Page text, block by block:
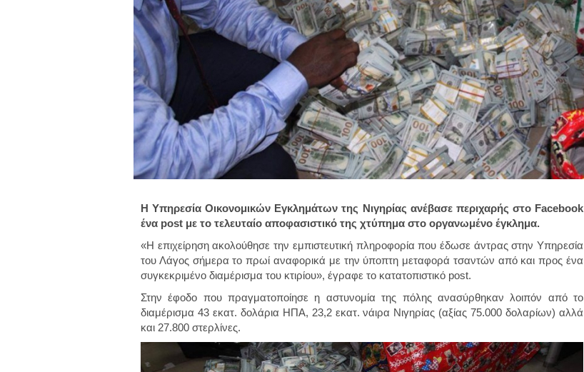
Η Υπηρεσία Οικονομικών Εγκλημάτων της Νιγηρίας ανέβασε περιχαρής στο Facebook
ένα post με το τελευταίο αποφασιστικό της χτύπημα στο οργανωμένο έγκλημα.
«Η επιχείρηση ακολούθησε την εμπιστευτική πληροφορία που έδωσε άντρας στην Υπηρεσία
του Λάγος σήμερα το πρωί αναφορικά με την ύποπτη μεταφορά τσαντών από και προς ένα
συγκεκριμένο διαμέρισμα του κτιρίου», έγραφε το κατατοπιστικό post.
Στην έφοδο που πραγματοποίησε η αστυνομία της πόλης ανασύρθηκαν λοιπόν από το
διαμέρισμα 43 εκατ. δολάρια ΗΠΑ, 23,2 εκατ. νάιρα Νιγηρίας (αξίας 75.000 δολαρίων) αλλά
και 27.800 στερλίνες.